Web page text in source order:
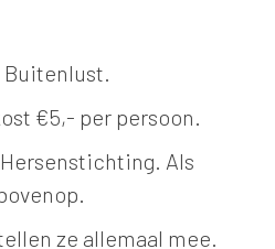
Buitenlust.
€5,- per persoon.
Als
ze allemaal mee.